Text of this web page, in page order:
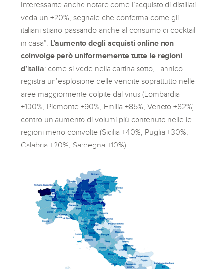
Interessante anche notare come l’acquisto di distillati
veda un +20%, segnale che conferma come gli
italiani stiano passando anche al consumo di cocktail
in casa”. L’aumento degli acquisti online non
coinvolge però uniformemente tutte le regioni
d’Italia: come si vede nella cartina sotto, Tannico
registra un’esplosione delle vendite soprattutto nelle
aree maggiormente colpite dal virus (Lombardia
+100%, Piemonte +90%, Emilia +85%, Veneto +82%)
contro un aumento di volumi più contenuto nelle le
regioni meno coinvolte (Sicilia +40%, Puglia +30%,
Calabria +20%, Sardegna +10%).